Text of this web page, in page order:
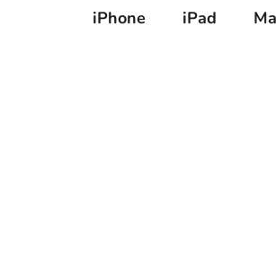
iPhone iPad